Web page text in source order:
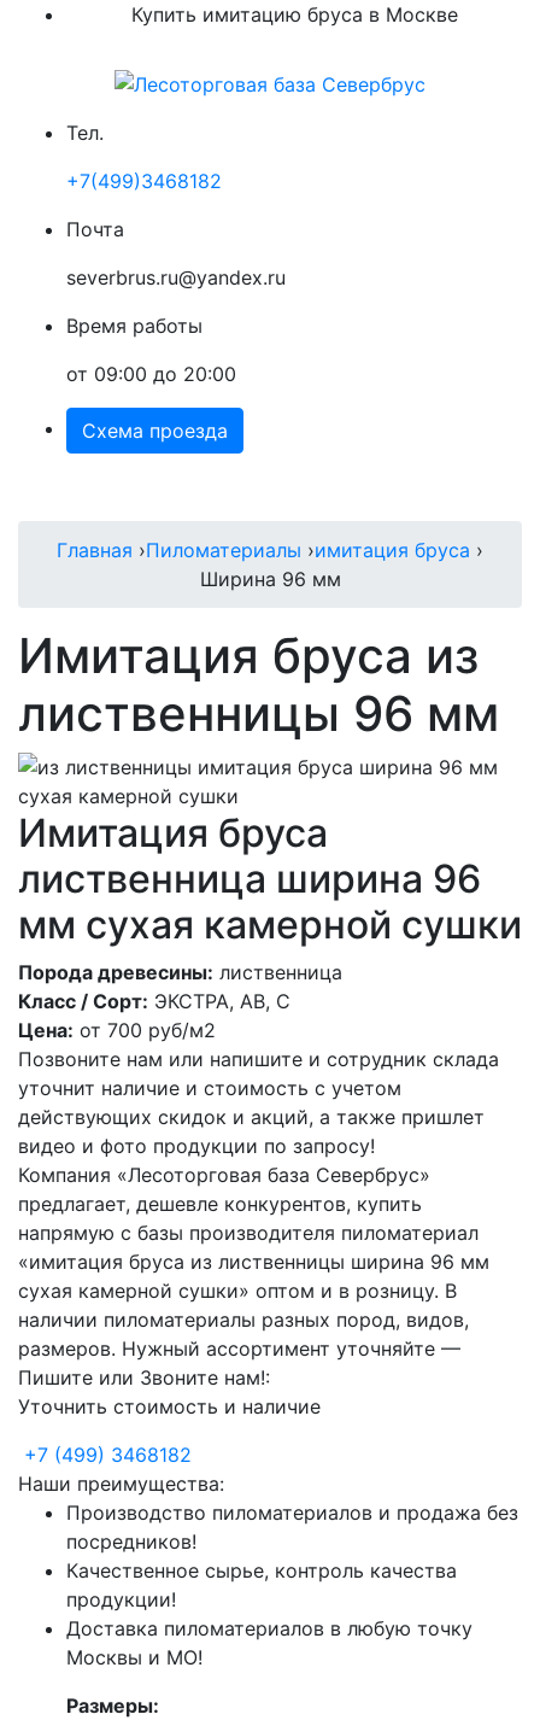
Купить имитацию бруса в Москве
Тел.
+7(499)3468182
Почта
severbrus.ru@yandex.ru
Время работы
от 09:00 до 20:00
Схема проезда
Главная ›Пиломатериалы ›имитация бруса ›
Ширина 96 мм
Имитация бруса из
лиственницы 96 мм
Имитация бруса
лиственница ширина 96
мм сухая камерной сушки
Порода древесины: лиственница
Класс / Сорт: ЭКСТРА, АВ, С
Цена: от 700 руб/м2
Позвоните нам или напишите и сотрудник склада
уточнит наличие и стоимость с учетом
действующих скидок и акций, а также пришлет
видео и фото продукции по запросу!
Компания «Лесоторговая база Севербрус»
предлагает, дешевле конкурентов, купить
напрямую с базы производителя пиломатериал
«имитация бруса из лиственницы ширина 96 мм
сухая камерной сушки» оптом и в розницу. В
наличии пиломатериалы разных пород, видов,
размеров. Нужный ассортимент уточняйте —
Пишите или Звоните нам!:
Уточнить стоимость и наличие
+7 (499) 3468182
Наши преимущества:
Производство пиломатериалов и продажа без
посредников!
Качественное сырье, контроль качества
продукции!
Доставка пиломатериалов в любую точку
Москвы и МО!
Размеры: